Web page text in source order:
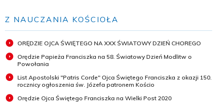
Z NAUCZANIA KOŚCIOŁA
ORĘDZIE OJCA ŚWIĘTEGO NA XXX ŚWIATOWY DZIEŃ CHOREGO
Orędzie Papieża Franciszka na 58. Światowy Dzień Modlitw o
Powołania
List Apostolski "Patris Corde" Ojca Świętego Franciszka z okazji 150.
rocznicy ogłoszenia św. Józefa patronem Kościo
Orędzie Ojca Świętego Franciszka na Wielki Post 2020